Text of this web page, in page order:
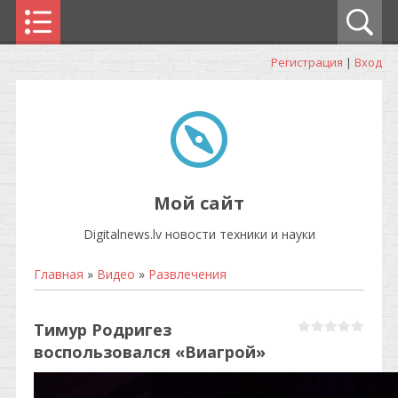
Регистрация | Вход
Мой сайт
Digitalnews.lv новости техники и науки
Главная » Видео » Развлечения
Тимур Родригез
воспользовался «Виагрой»